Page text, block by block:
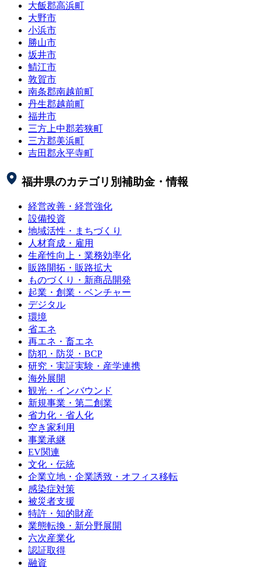
大飯郡高浜町
大野市
小浜市
勝山市
坂井市
鯖江市
敦賀市
南条郡南越前町
丹生郡越前町
福井市
三方上中郡若狭町
三方郡美浜町
吉田郡永平寺町
福井県のカテゴリ別補助金・情報
経営改善・経営強化
設備投資
地域活性・まちづくり
人材育成・雇用
生産性向上・業務効率化
販路開拓・販路拡大
ものづくり・新商品開発
起業・創業・ベンチャー
デジタル
環境
省エネ
再エネ・畜エネ
防犯・防災・BCP
研究・実証実験・産学連携
海外展開
観光・インバウンド
新規事業・第二創業
省力化・省人化
空き家利用
事業承継
EV関連
文化・伝統
企業立地・企業誘致・オフィス移転
感染症対策
被災者支援
特許・知的財産
業態転換・新分野展開
六次産業化
認証取得
融資